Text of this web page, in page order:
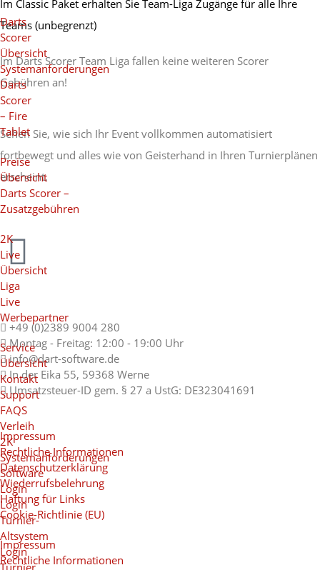
Darts
Scorer
Übersicht
Systemanforderungen
Darts
Scorer
– Fire
Tablet
Preise
Übersicht
Darts Scorer –
Zusatzgebühren
2K
Live
Übersicht
Liga
Live
Werbepartner
Service
Übersicht
Kontakt
Support
FAQS
Verleih
2K
Systemanforderungen
Software
Login
Login
Turnier-
Altsystem
Login
Turnier
Im Classic Paket erhalten Sie Team-Liga Zugänge für alle Ihre
Teams (unbegrenzt)
Im Darts Scorer Team Liga fallen keine weiteren Scorer
Gebühren an!
Sehen Sie, wie sich Ihr Event vollkommen automatisiert
fortbewegt und alles wie von Geisterhand in Ihren Turnierplänen
erscheint.
+49 (0)2389 9004 280
Montag - Freitag: 12:00 - 19:00 Uhr
info@dart-software.de
In der Eika 55, 59368 Werne
Umsatzsteuer-ID gem. § 27 a UstG: DE323041691
Impressum
Rechtliche Informationen
Datenschutzerklärung
Wiederrufsbelehrung
Haftung für Links
Cookie-Richtlinie (EU)
Impressum
Rechtliche Informationen